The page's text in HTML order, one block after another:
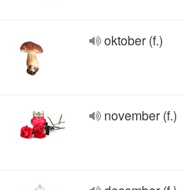
oktober (f.)
november (f.)